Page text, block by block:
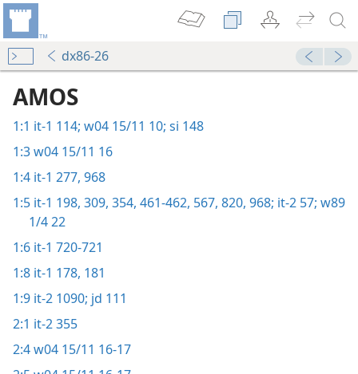
dx86-26
AMOS
1:1 it-1 114; w04 15/11 10; si 148
1:3w04 15/11 16
1:4 it-1 277, 968
1:5 it-1 198, 309, 354, 461-462, 567, 820, 968; it-2 57; w89
1/4 22
1:6 it-1 720-721
1:8 it-1 178, 181
1:9 it-2 1090; jd 111
2:1 it-2 355
2:4w04 15/11 16-17